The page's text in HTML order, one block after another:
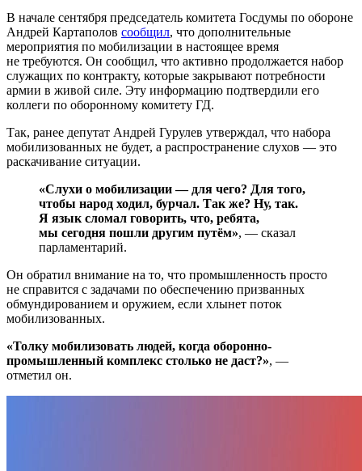
В начале сентября председатель комитета Госдумы по обороне
Андрей Картаполов сообщил, что дополнительные
мероприятия по мобилизации в настоящее время
не требуются. Он сообщил, что активно продолжается набор
служащих по контракту, которые закрывают потребности
армии в живой силе. Эту информацию подтвердили его
коллеги по оборонному комитету ГД.
Так, ранее депутат Андрей Гурулев утверждал, что набора
мобилизованных не будет, а распространение слухов — это
раскачивание ситуации.
«Слухи о мобилизации — для чего? Для того,
чтобы народ ходил, бурчал. Так же? Ну, так.
Я язык сломал говорить, что, ребята,
мы сегодня пошли другим путём», — сказал
парламентарий.
Он обратил внимание на то, что промышленность просто
не справится с задачами по обеспечению призванных
обмундированием и оружием, если хлынет поток
мобилизованных.
«Толку мобилизовать людей, когда оборонно-
промышленный комплекс столько не даст?», —
отметил он.